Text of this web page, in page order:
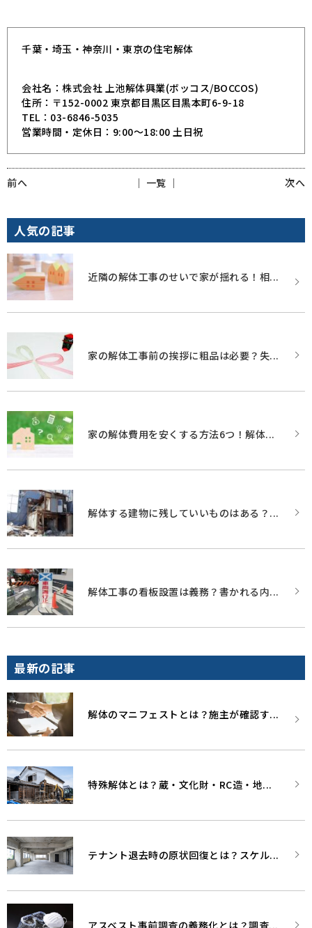
千葉・埼玉・神奈川・東京の住宅解体
会社名：株式会社 上池解体興業(ボッコス/BOCCOS)
住所：〒152-0002 東京都目黒区目黒本町6-9-18
TEL：03-6846-5035
営業時間・定休日：9:00～18:00 土日祝
前へ 次へ
│ 一覧 │
人気の記事
近隣の解体工事のせいで家が揺れる！相...
家の解体工事前の挨拶に粗品は必要？失...
家の解体費用を安くする方法6つ！解体...
解体する建物に残していいものはある？...
解体工事の看板設置は義務？書かれる内...
最新の記事
解体のマニフェストとは？施主が確認す...
特殊解体とは？蔵・文化財・RC造・地...
テナント退去時の原状回復とは？スケル...